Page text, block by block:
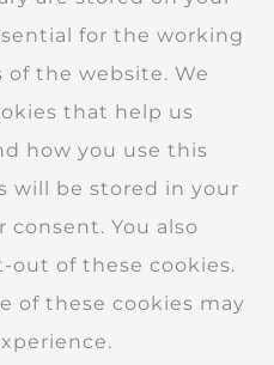
for the working
the website. We
that help us
how you use this
will be stored in your
You also
of these cookies.
of these cookies may